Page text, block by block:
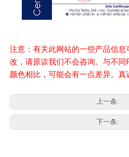
注意：有关此网站的一些产品信息
改，请原谅我们不会咨询。与不
颜色相比，可能会有一点差异。
上一条:
下一条: